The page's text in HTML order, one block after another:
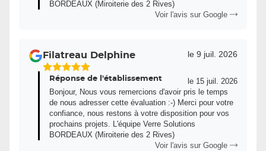
BORDEAUX (Miroiterie des 2 Rives)
Voir l'avis sur Google
Filatreau Delphine
5
Étoiles
Sur
le 9 juil. 2026
Réponse de l'établissement
le 15 juil. 2026
Bonjour, Nous vous remercions d'avoir pris le temps
de nous adresser cette évaluation :-) Merci pour votre
confiance, nous restons à votre disposition pour vos
prochains projets. L'équipe Verre Solutions
BORDEAUX (Miroiterie des 2 Rives)
Voir l'avis sur Google